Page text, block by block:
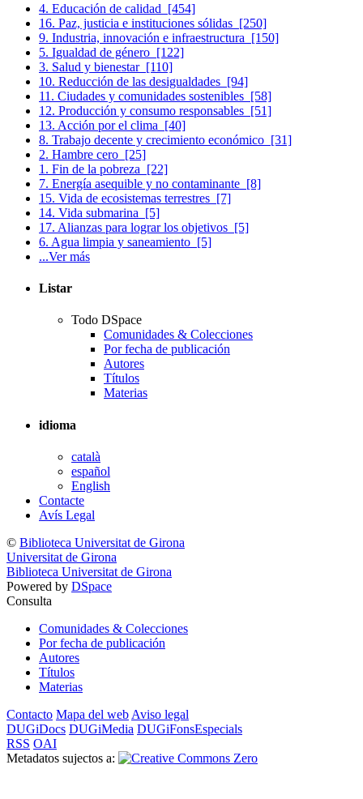
4. Educación de calidad [454]
16. Paz, justicia e instituciones sólidas [250]
9. Industria, innovación e infraestructura [150]
5. Igualdad de género [122]
3. Salud y bienestar [110]
10. Reducción de las desigualdades [94]
11. Ciudades y comunidades sostenibles [58]
12. Producción y consumo responsables [51]
13. Acción por el clima [40]
8. Trabajo decente y crecimiento económico [31]
2. Hambre cero [25]
1. Fin de la pobreza [22]
7. Energía asequible y no contaminante [8]
15. Vida de ecosistemas terrestres [7]
14. Vida submarina [5]
17. Alianzas para lograr los objetivos [5]
6. Agua limpia y saneamiento [5]
...Ver más
Listar
Todo DSpace
Comunidades & Colecciones
Por fecha de publicación
Autores
Títulos
Materias
idioma
català
español
English
Contacte
Avís Legal
© Biblioteca Universitat de Girona
Universitat de Girona
Biblioteca Universitat de Girona
Powered by DSpace
Consulta
Comunidades & Colecciones
Por fecha de publicación
Autores
Títulos
Materias
Contacto Mapa del web Aviso legal
DUGiDocs DUGiMedia DUGiFonsEspecials
RSS OAI
Metadatos sujectos a: